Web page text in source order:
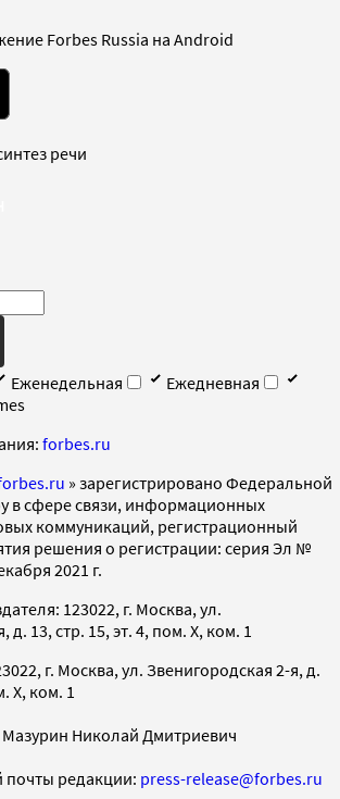
Forbes Russia на Android
речи
Еженедельная
Ежедневная
forbes.ru
» зарегистрировано Федеральной
в сфере связи, информационных
коммуникаций, регистрационный
решения о регистрации: серия Эл №
2021 г.
123022, г. Москва, ул.
д. 13, стр. 15, эт. 4, пом. X, ком. 1
г. Москва, ул. Звенигородская 2-я, д.
X, ком. 1
Николай Дмитриевич
почты редакции: press-release@forbes.ru